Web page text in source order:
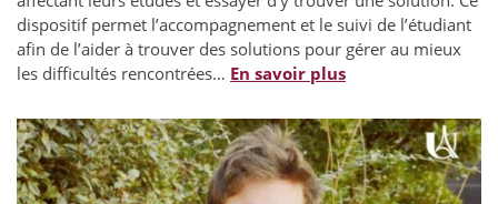
dispositif permet l’accompagnement et le suivi de l’étudiant
afin de l’aider à trouver des solutions pour gérer au mieux
les difficultés rencontrées… En savoir plus